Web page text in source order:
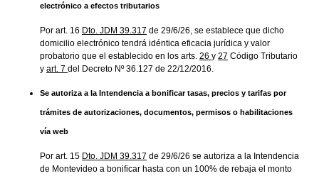
electrónico a efectos tributarios
Por art. 16 Dto. JDM 39.317 de 29/6/26, se establece que dicho
domicilio electrónico tendrá idéntica eficacia jurídica y valor
probatorio que el establecido en los arts. 26 y 27 Código Tributario
y art. 7 del Decreto Nº 36.127 de 22/12/2016.
Se autoriza a la Intendencia a bonificar tasas, precios y tarifas por
trámites de autorizaciones, documentos, permisos o habilitaciones
vía web
Por art. 15 Dto. JDM 39.317 de 29/6/26 se autoriza a la Intendencia
de Montevideo a bonificar hasta con un 100% de rebaja el monto